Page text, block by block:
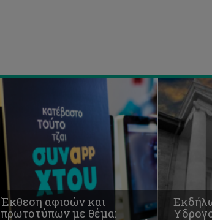
Έκθεση αφισών και
πρωτοτύπων με θέμα: